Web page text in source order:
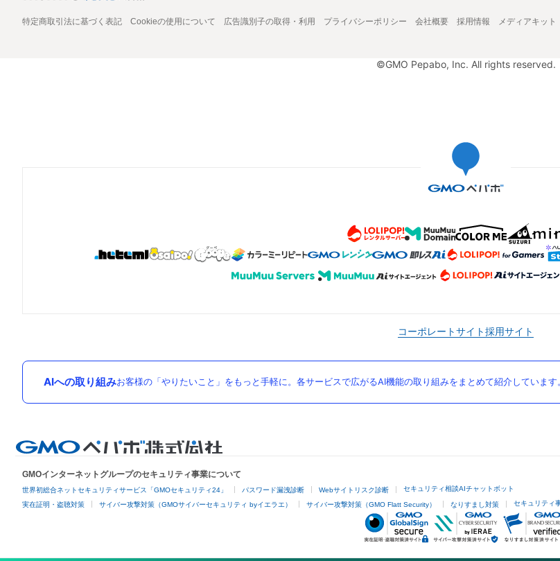
特定商取引法に基づく表記 Cookieの使用について 広告識別子の取得・利用 プライバシーポリシー 会社概要 採用情報 メディアキット
©GMO Pepabo, Inc. All rights reserved.
コーポレートサイト採用サイト
AIへの取り組みお客様の「やりたいこと」をもっと手軽に。各サービスで広がるAI機能の取り組みをまとめて紹介しています。
GMOインターネットグループのセキュリティ事業について
世界初総合ネットセキュリティサービス「GMOセキュリティ24」 パスワード漏洩診断 Webサイトリスク診断 セキュリティ相談AIチャットボット
実在証明・盗聴対策 サイバー攻撃対策（GMOサイバーセキュリティ byイエラエ） サイバー攻撃対策（GMO Flatt Security） なりすまし対策 セキュリティ